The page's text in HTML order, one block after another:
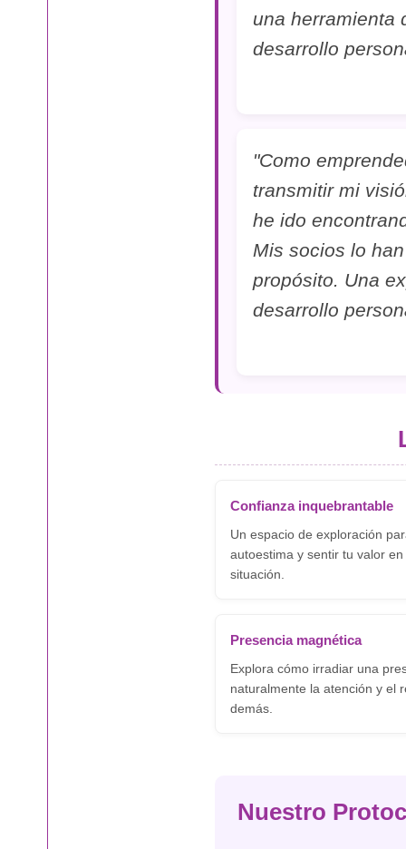
una herramienta
desarrollo
"Como
transmitir mi
he ido
Mis socios lo
propósito. Una
desarrollo
Confianza inquebrantable
Un espacio de exploración
autoestima y sentir tu valor
situación.
Presencia magnética
Explora cómo irradiar una
naturalmente la atención y el
demás.
Nuestro